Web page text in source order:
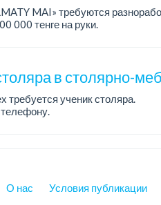
MAI» требуются
000 тенге на руки.
в столярно-
ученик столяра.
О нас Условия публикации